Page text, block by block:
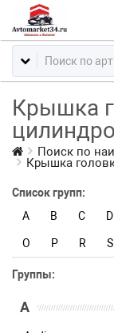
Крышка
Поиск по
Крышка
Список групп:
A
B C D
O P R S
Группы:
A